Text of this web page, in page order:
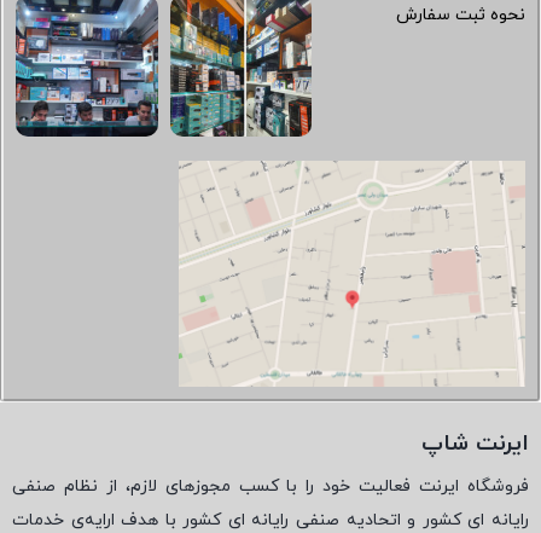
نحوه ثبت سفارش
ایرنت شاپ
فروشگاه ایرنت فعالیت خود را با کسب مجوزهای لازم، از نظام صنفی
رایانه ای کشور و اتحادیه صنفی رایانه ای کشور با هدف ارایه‌ی خدمات